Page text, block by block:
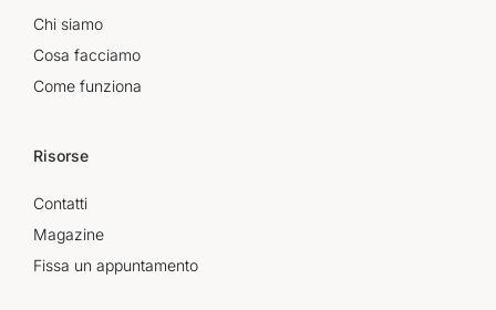
Chi siamo
Cosa facciamo
Come funziona
Risorse
Contatti
Magazine
Fissa un appuntamento